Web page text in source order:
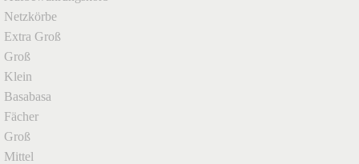
Netzkörbe
Extra Groß
Groß
Klein
Basabasa
Fächer
Groß
Mittel